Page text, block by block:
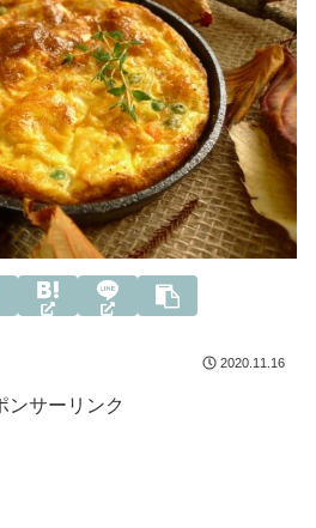
2020.11.16
ンサーリンク